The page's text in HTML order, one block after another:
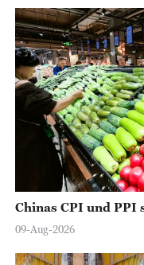
Chinas CPI und
09-Aug-2026